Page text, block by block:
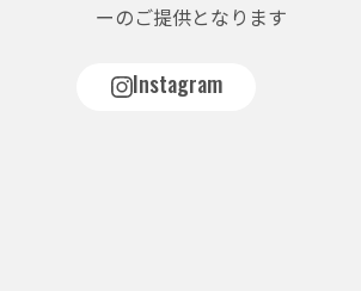
ーのご提供となります
Instagram